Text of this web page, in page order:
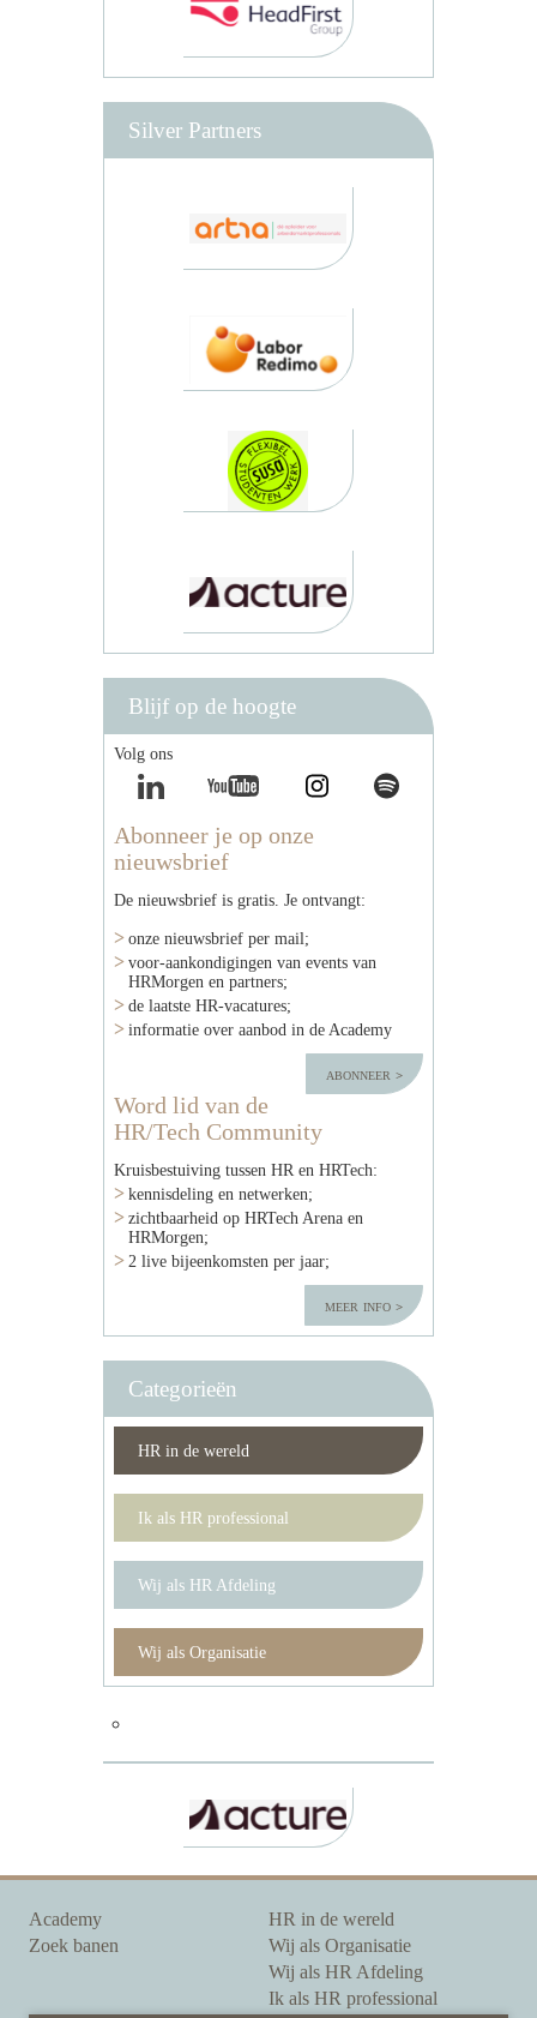
Silver Partners
Blijf op de hoogte
Volg ons
Abonneer je op onze
nieuwsbrief
De nieuwsbrief is gratis. Je ontvangt:
onze nieuwsbrief per mail;
voor-aankondigingen van events van
HRMorgen en partners;
de laatste HR-vacatures;
informatie over aanbod in de Academy
abonneer
Word lid van de
HR/Tech Community
Kruisbestuiving tussen HR en HRTech:
kennisdeling en netwerken;
zichtbaarheid op HRTech Arena en
HRMorgen;
2 live bijeenkomsten per jaar;
meer info
Categorieën
HR in de wereld
Ik als HR professional
Wij als HR Afdeling
Wij als Organisatie
Academy
Zoek banen
HR in de wereld
Wij als Organisatie
Wij als HR Afdeling
Ik als HR professional